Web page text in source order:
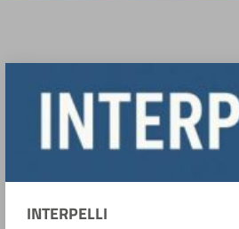
INTERPELLI